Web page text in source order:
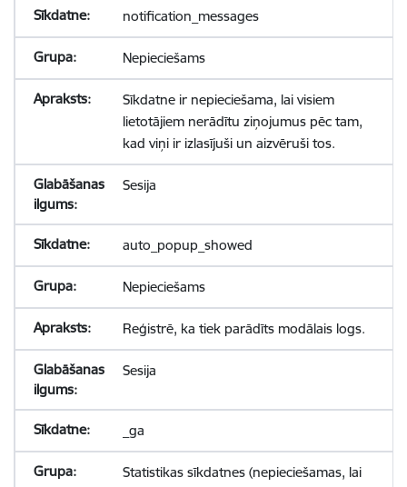
notification_messages
Nepieciešams
Sīkdatne ir nepieciešama, lai visiem
lietotājiem nerādītu ziņojumus pēc tam,
kad viņi ir izlasījuši un aizvēruši tos.
Sesija
auto_popup_showed
Nepieciešams
Reģistrē, ka tiek parādīts modālais logs.
Sesija
_ga
Statistikas sīkdatnes (nepieciešamas, lai